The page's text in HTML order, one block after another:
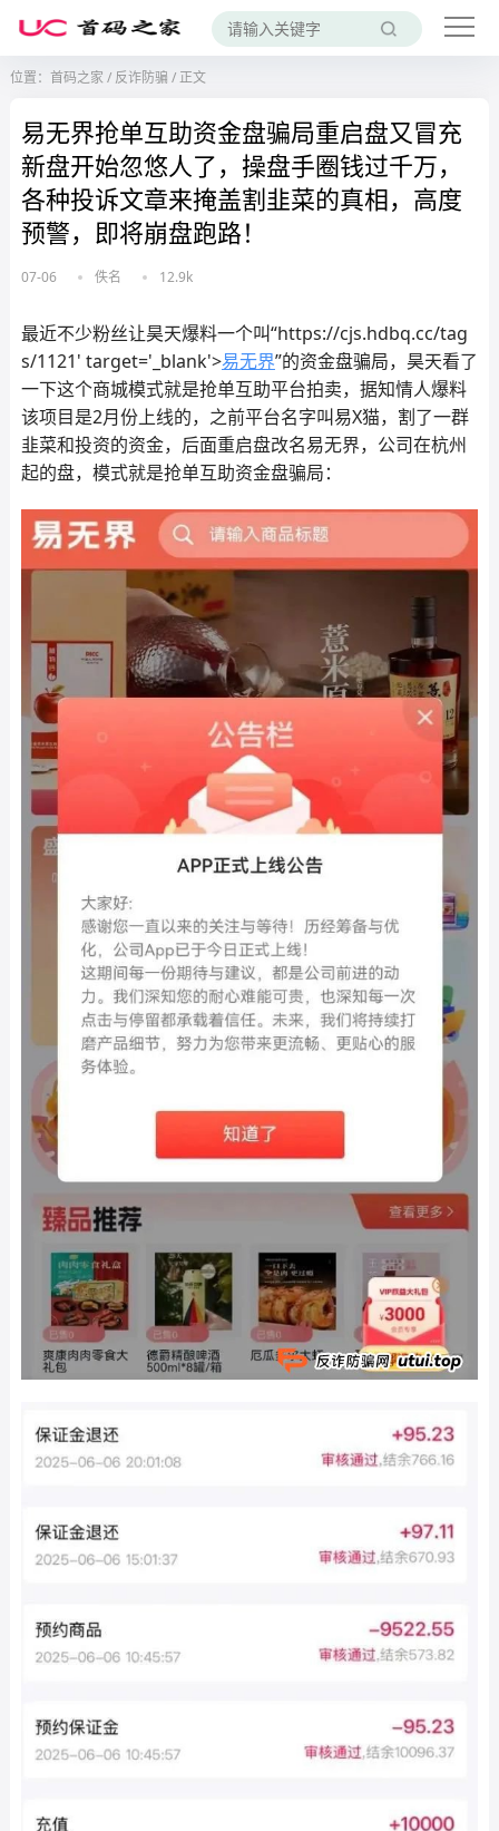
位置： 首码之家 / 反诈防骗 /正文
易无界抢单互助资金盘骗局重启盘又冒充
新盘开始忽悠人了，操盘手圈钱过千万，
各种投诉文章来掩盖割韭菜的真相，高度
预警，即将崩盘跑路！
07-06 佚名 12.9k
最近不少粉丝让昊天爆料一个叫“https://cjs.hdbq.cc/tag
s/1121' target='_blank'>易无界”的资金盘骗局，昊天看了
一下这个商城模式就是抢单互助平台拍卖，据知情人爆料
该项目是2月份上线的，之前平台名字叫易X猫，割了一群
韭菜和投资的资金，后面重启盘改名易无界，公司在杭州
起的盘，模式就是抢单互助资金盘骗局：